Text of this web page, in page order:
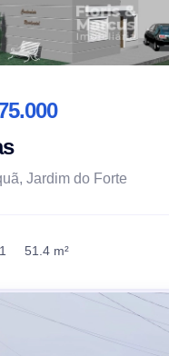
Jardim do Forte
1 51.4 m²